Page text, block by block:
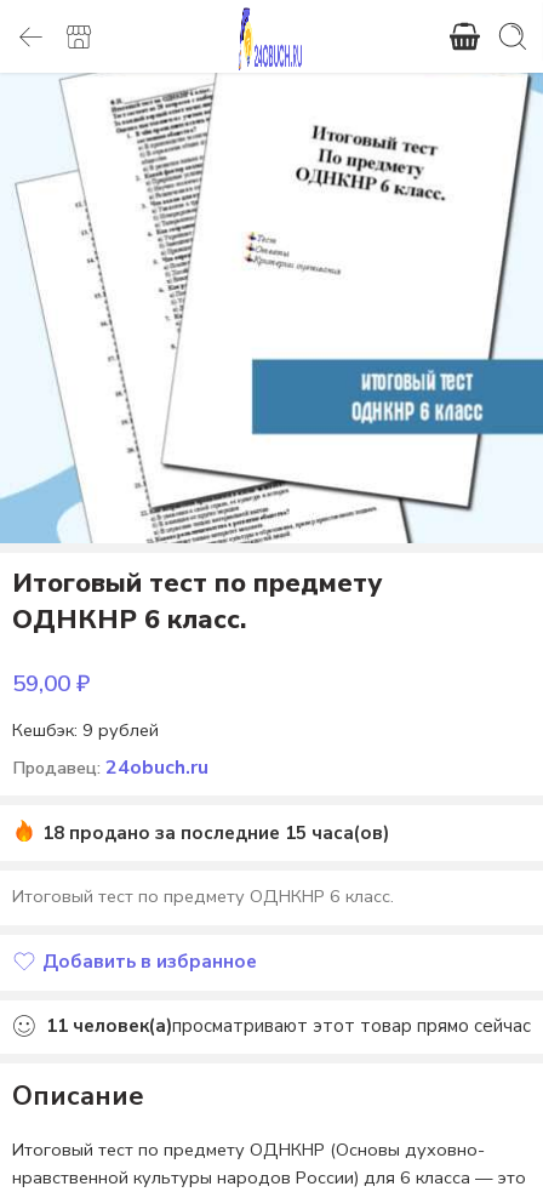
Итоговый тест по предмету
ОДНКНР 6 класс.
59,00₽
Кешбэк: 9 рублей
Продавец: 24obuch.ru
18 продано за последние 15 часа(ов)
Итоговый тест по предмету ОДНКНР 6 класс.
Добавить в избранное
11 человек(а)просматривают этот товар прямо сейчас
Описание
Итоговый тест по предмету ОДНКНР (Основы духовно-
нравственной культуры народов России) для 6 класса — это